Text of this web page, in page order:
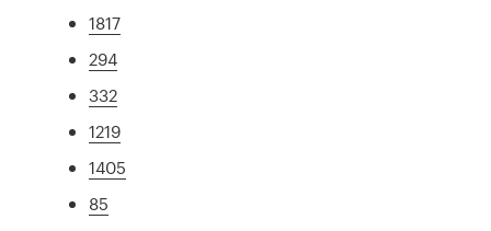
1817
294
332
1219
1405
85